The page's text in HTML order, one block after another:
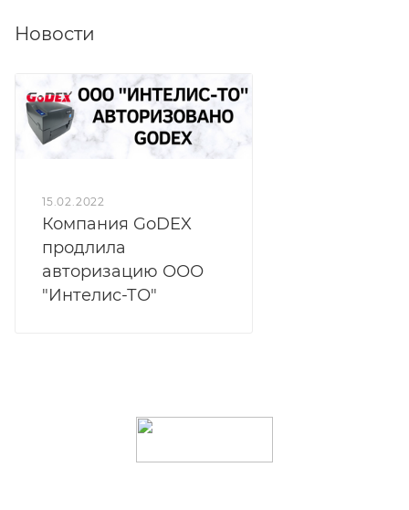
Новости
15.02.2022
Компания GoDEX
продлила
авторизацию ООО
"Интелис-ТО"